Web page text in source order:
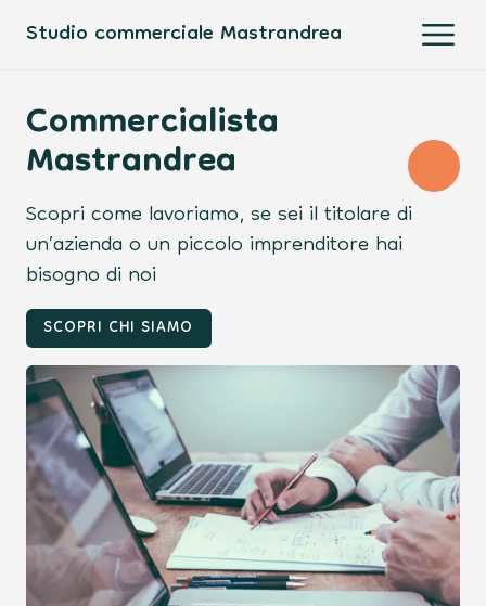
Studio commerciale Mastrandrea
Commercialista
Mastrandrea
Scopri come lavoriamo, se sei il titolare di
un’azienda o un piccolo imprenditore hai
bisogno di noi
SCOPRI CHI SIAMO